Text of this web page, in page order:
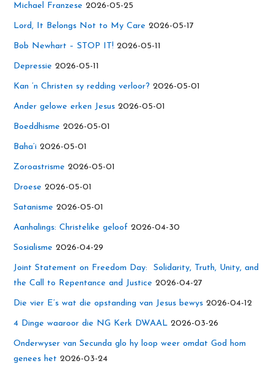
Michael Franzese 2026-05-25
Lord, It Belongs Not to My Care 2026-05-17
Bob Newhart – STOP IT! 2026-05-11
Depressie 2026-05-11
Kan ’n Christen sy redding verloor? 2026-05-01
Ander gelowe erken Jesus 2026-05-01
Boeddhisme 2026-05-01
Baha’i 2026-05-01
Zoroastrisme 2026-05-01
Droese 2026-05-01
Satanisme 2026-05-01
Aanhalings: Christelike geloof 2026-04-30
Sosialisme 2026-04-29
Joint Statement on Freedom Day: Solidarity, Truth, Unity, and
the Call to Repentance and Justice 2026-04-27
Die vier E’s wat die opstanding van Jesus bewys 2026-04-12
4 Dinge waaroor die NG Kerk DWAAL 2026-03-26
Onderwyser van Secunda glo hy loop weer omdat God hom
genees het 2026-03-24